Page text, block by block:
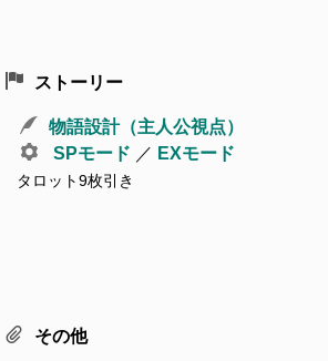
ストーリー
物語設計（主人公視点）
SPモード ／ EXモード
タロット9枚引き
その他